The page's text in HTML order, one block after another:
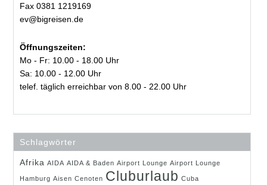
Fax 0381 1219169
ev@bigreisen.de
Öffnungszeiten:
Mo - Fr: 10.00 - 18.00 Uhr
Sa: 10.00 - 12.00 Uhr
telef. täglich erreichbar von 8.00 - 22.00 Uhr
Schlagwörter
Afrika AIDA AIDA & Baden Airport Lounge Airport Lounge
Hamburg Aisen Cenoten Cluburlaub Cuba